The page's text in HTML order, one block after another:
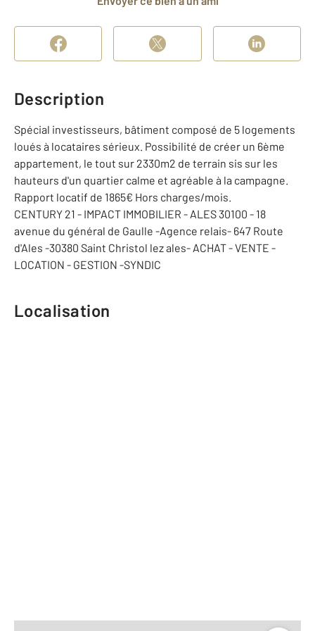
Description
Spécial investisseurs, bâtiment composé de 5 logements
loués à locataires sérieux. Possibilité de créer un 6ème
appartement, le tout sur 2330m2 de terrain sis sur les
hauteurs d'un quartier calme et agréable à la campagne.
Rapport locatif de 1865€ Hors charges/mois.
CENTURY 21 - IMPACT IMMOBILIER - ALES 30100 - 18
avenue du général de Gaulle -Agence relais- 647 Route
d'Ales -30380 Saint Christol lez ales- ACHAT - VENTE -
LOCATION - GESTION -SYNDIC
Localisation